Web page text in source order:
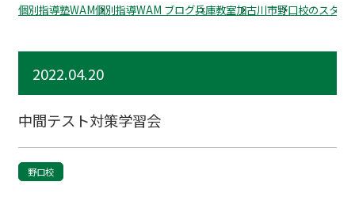
個別指導塾WAM個別指導WAM ブログ兵庫教室加古川市野口校のスタッ
2022.04.20
中間テスト対策学習会
野口校